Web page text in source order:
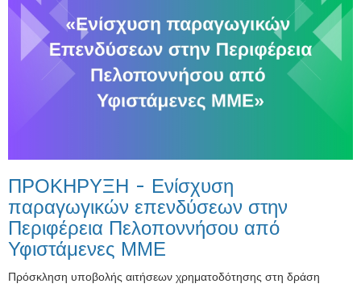
ΠΡΟΚΗΡΥΞΗ - Ενίσχυση
παραγωγικών επενδύσεων στην
Περιφέρεια Πελοποννήσου από
Υφιστάμενες ΜΜΕ
Πρόσκληση υποβολής αιτήσεων χρηματοδότησης στη δράση